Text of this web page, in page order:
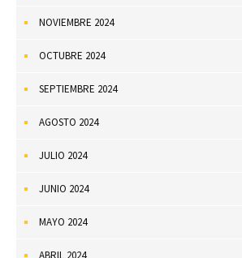
NOVIEMBRE 2024
OCTUBRE 2024
SEPTIEMBRE 2024
AGOSTO 2024
JULIO 2024
JUNIO 2024
MAYO 2024
ABRIL 2024